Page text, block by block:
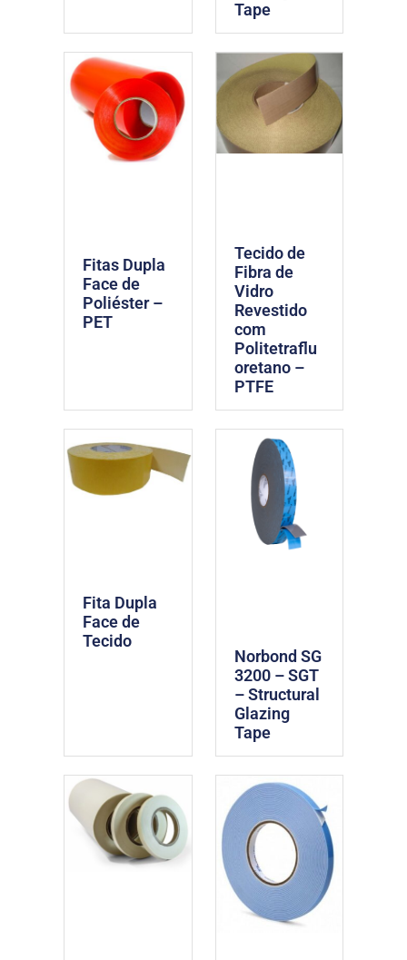
Tape
Fitas Dupla
Face de
Poliéster –
PET
Tecido de
Fibra de
Vidro
Revestido
com
Politetraflu
oretano –
PTFE
Fita Dupla
Face de
Tecido
Norbond SG
3200 – SGT
– Structural
Glazing
Tape